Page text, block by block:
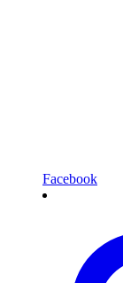
Facebook